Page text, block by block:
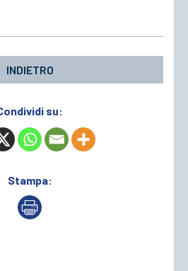
INDIETRO
su:
Stampa: